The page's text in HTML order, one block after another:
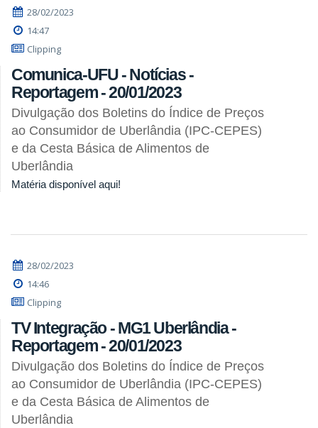
28/02/2023
14:47
Clipping
Comunica-UFU - Notícias -
Reportagem - 20/01/2023
Divulgação dos Boletins do Índice de Preços
ao Consumidor de Uberlândia (IPC-CEPES)
e da Cesta Básica de Alimentos de
Uberlândia
Matéria disponível aqui!
28/02/2023
14:46
Clipping
TV Integração - MG1 Uberlândia -
Reportagem - 20/01/2023
Divulgação dos Boletins do Índice de Preços
ao Consumidor de Uberlândia (IPC-CEPES)
e da Cesta Básica de Alimentos de
Uberlândia